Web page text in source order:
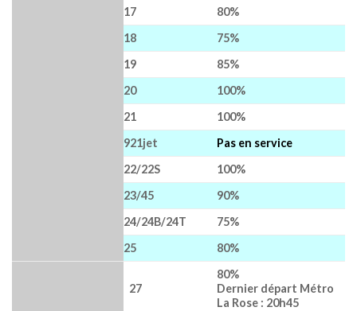
17
80%
18
75%
19
85%
20
100%
21
100%
921jet
Pas en service
22/22S
100%
23/45
90%
24/24B/24T
75%
25
80%
27
80%
Dernier départ Métro
La Rose : 20h45